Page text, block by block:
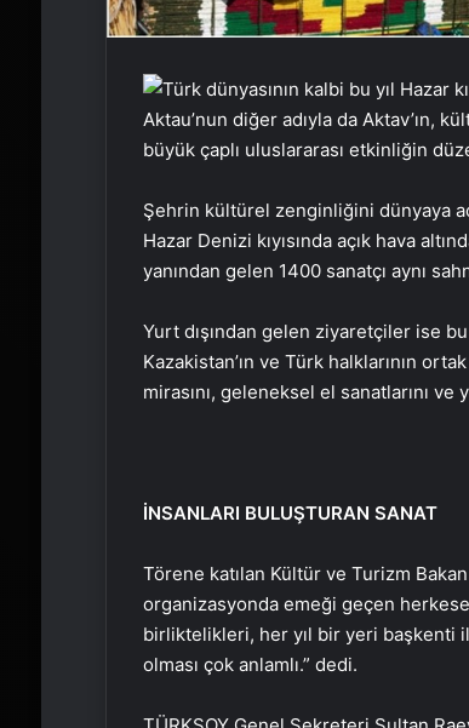
Aktau’nun diğer adıyla da Aktav’ın,
büyük çaplı uluslararası etkinliğin
Şehrin kültürel zenginliğini dünyaya
Hazar Denizi kıyısında açık hava
yanından gelen 1400 sanatçı aynı
Yurt dışından gelen ziyaretçiler ise
Kazakistan’ın ve Türk halklarının
mirasını, geleneksel el sanatlarını ve
İNSANLARI BULUŞTURAN SANAT
Törene katılan Kültür ve Turizm Bakan
organizasyonda emeği geçen herkese
birliktelikleri, her yıl bir yeri başkenti
olması çok anlamlı.” dedi.